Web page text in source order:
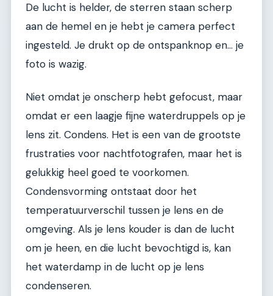
De lucht is helder, de sterren staan scherp
aan de hemel en je hebt je camera perfect
ingesteld. Je drukt op de ontspanknop en... je
foto is wazig.
Niet omdat je onscherp hebt gefocust, maar
omdat er een laagje fijne waterdruppels op je
lens zit. Condens. Het is een van de grootste
frustraties voor nachtfotografen, maar het is
gelukkig heel goed te voorkomen.
Condensvorming ontstaat door het
temperatuurverschil tussen je lens en de
omgeving. Als je lens kouder is dan de lucht
om je heen, en die lucht bevochtigd is, kan
het waterdamp in de lucht op je lens
condenseren.